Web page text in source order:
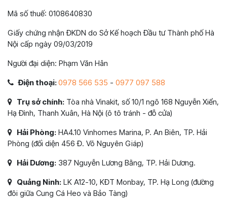
Mã số thuế: 0108640830
Giấy chứng nhận ĐKDN do Sở Kế hoạch Đầu tư Thành phố Hà
Nội cấp ngày 09/03/2019
Người đại diện: Phạm Văn Hân
Điện thoại:0978 566 535 - 0977 097 588
Trụ sở chính: Tòa nhà Vinakit, số 10/1 ngõ 168 Nguyễn Xiển,
Hạ Đình, Thanh Xuân, Hà Nội (ô tô tránh - đỗ cửa)
Hải Phòng: HA4.10 Vinhomes Marina, P. An Biên, TP. Hải
Phòng (đối diện 456 Đ. Võ Nguyên Giáp)
Hải Dương: 387 Nguyễn Lương Bằng, TP. Hải Dương.
Quảng Ninh: LK A12-10, KĐT Monbay, TP. Hạ Long (đường
đôi giữa Cung Cá Heo và Bảo Tàng)